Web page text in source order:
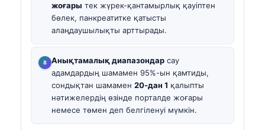
жоғары тек жүрек-қантамырлық қауіптен
бөлек, панкреатитке қатысты
алаңдаушылықты арттырады.
Анықтамалық диапазондар сау
адамдардың шамамен 95%-ын қамтиды,
сондықтан шамамен 20-дан 1 қалыпты
нәтижелердің өзінде порталде жоғары
немесе төмен деп белгіленуі мүмкін.